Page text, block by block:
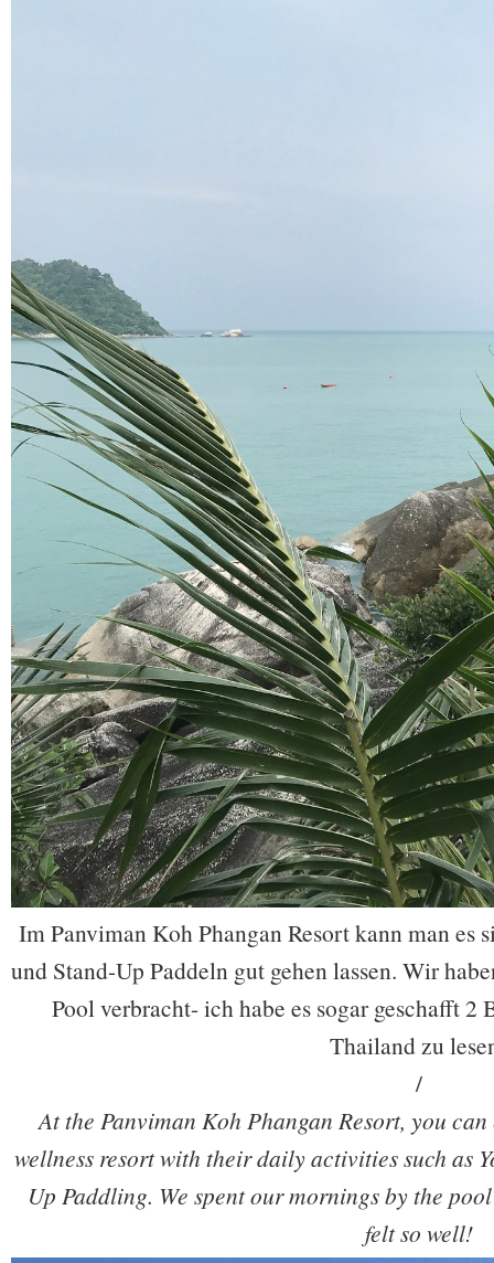
Im Panviman Koh Phangan Resort kann man es
und Stand-Up Paddeln gut gehen lassen. Wir
Pool verbracht- ich habe es sogar geschafft
Thailand zu
/
At the Panviman Koh Phangan Resort, you
wellness resort with their daily activities such as
Up Paddling. We spent our mornings by the
felt so well!